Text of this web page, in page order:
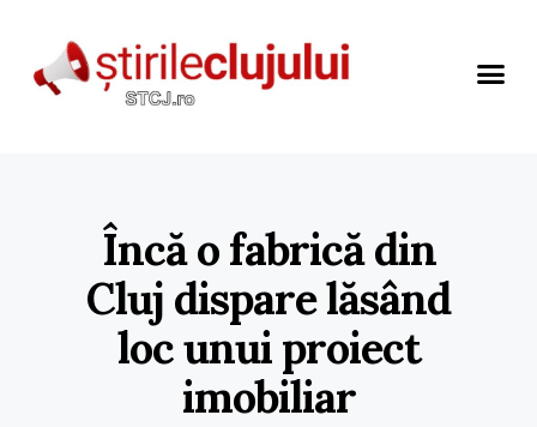
Încă o fabrică din
Cluj dispare lăsând
loc unui proiect
imobiliar